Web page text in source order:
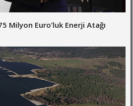
Milyon Euro’luk Enerji Atağı